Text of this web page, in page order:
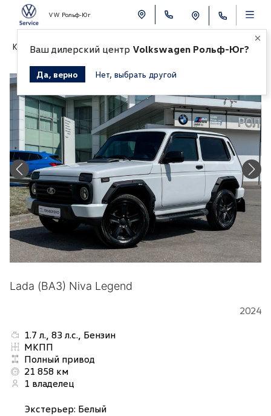
VW Рольф-Юг
К СПИСКУ АВТОМОБИЛЕЙ
Lada (ВАЗ) Niva Legend
2024
1.7 л., 83 л.с., Бензин
МКПП
Полный привод
21 858 км
1 владелец
Экстерьер: Белый
Ваш дилерский центр Volkswagen Рольф-Юг?
Да, верно Нет, выбрать другой